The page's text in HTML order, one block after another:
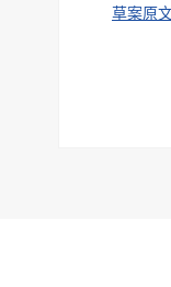
草案原